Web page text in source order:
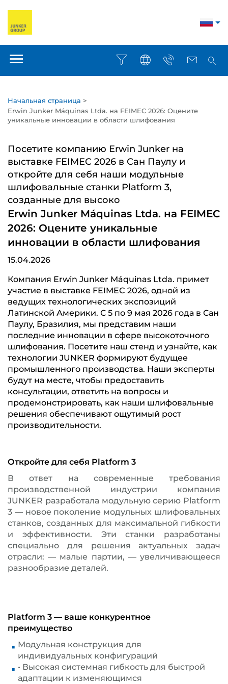
Начальная страница >
Erwin Junker Máquinas Ltda. на FEIMEC 2026: Оцените
уникальные инновации в области шлифования
Посетите компанию Erwin Junker на
выставке FEIMEC 2026 в Сан Паулу и
откройте для себя наши модульные
шлифовальные станки Platform 3,
созданные для высоко
Erwin Junker Máquinas Ltda. на FEIMEC
2026: Оцените уникальные
инновации в области шлифования
15.04.2026
Компания Erwin Junker Máquinas Ltda. примет
участие в выставке FEIMEC 2026, одной из
ведущих технологических экспозиций
Латинской Америки. С 5 по 9 мая 2026 года в Сан
Паулу, Бразилия, мы представим наши
последние инновации в сфере высокоточного
шлифования. Посетите наш стенд и узнайте, как
технологии JUNKER формируют будущее
промышленного производства. Наши эксперты
будут на месте, чтобы предоставить
консультации, ответить на вопросы и
продемонстрировать, как наши шлифовальные
решения обеспечивают ощутимый рост
производительности.
Откройте для себя Platform 3
В ответ на современные требования
производственной индустрии компания
JUNKER разработала модульную серию Platform
3 — новое поколение модульных шлифовальных
станков, созданных для максимальной гибкости
и эффективности. Эти станки разработаны
специально для решения актуальных задач
отрасли: — малые партии, — увеличивающееся
разнообразие деталей.
Platform 3 — ваше конкурентное
преимущество
Модульная конструкция для
индивидуальных конфигураций
• Высокая системная гибкость для быстрой
адаптации к изменяющимся